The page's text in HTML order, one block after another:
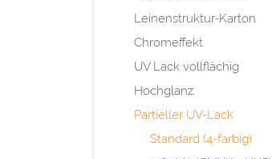
Leinenstruktur-Karton
Chromeffekt
UV Lack vollflächig
Hochglanz
Partieller UV-Lack
Standard (4-farbig)